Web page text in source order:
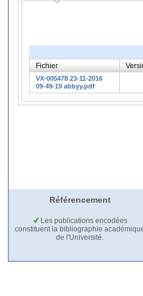
Fichier
VX-005478 23-11-2016
09-49-19 abbyy.pdf
Référencement
Les publications encodées
constituent la bibliographie
de l'Université.